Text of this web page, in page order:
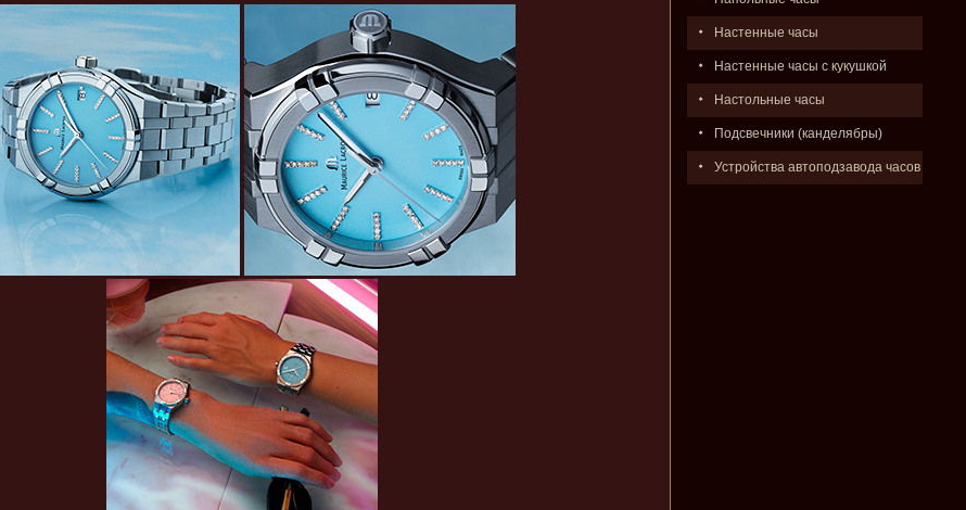
Настенные часы
Настенные часы с кукушкой
Настольные часы
Подсвечники (канделябры)
Устройства автоподзавода часов